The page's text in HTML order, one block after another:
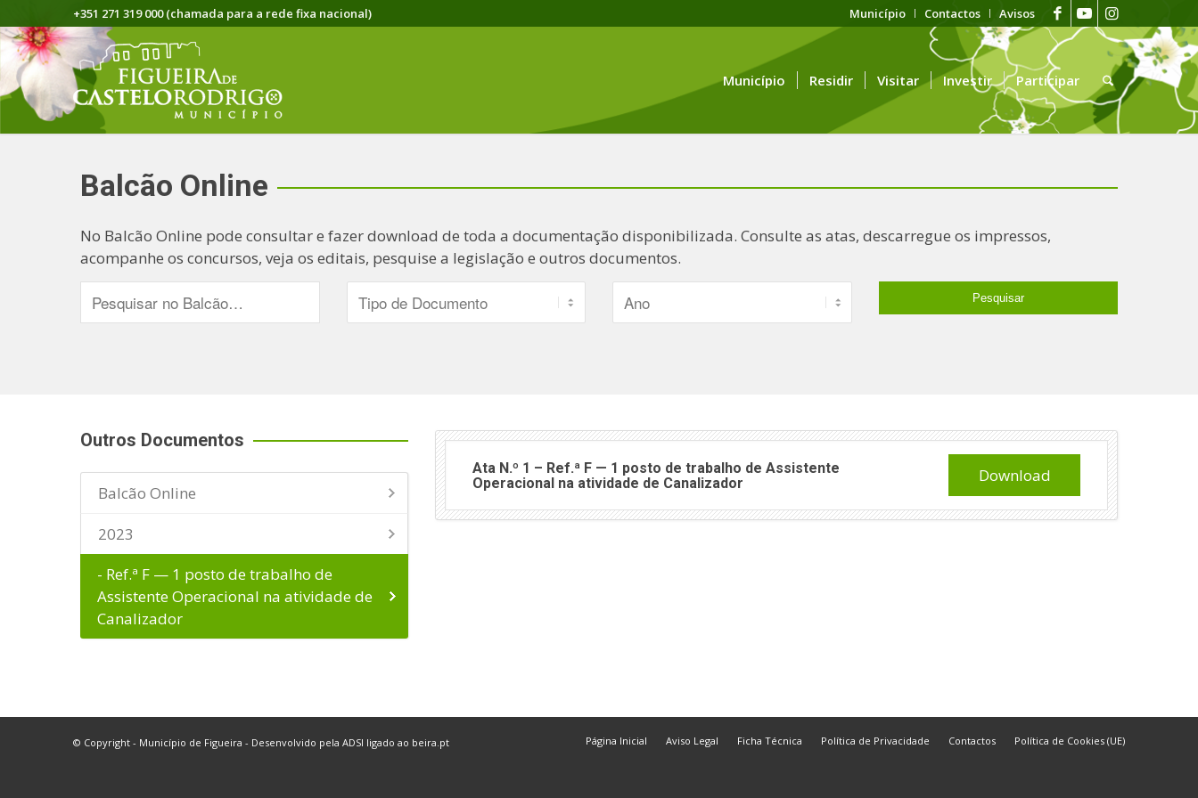
Município Contactos Avisos
+351 271 319 000 (chamada para a rede fixa nacional)
Município Residir Visitar Investir Participar
Balcão Online
No Balcão Online pode consultar e fazer download de toda a documentação disponibilizada. Consulte as atas, descarregue os impressos,
acompanhe os concursos, veja os editais, pesquise a legislação e outros documentos.
Outros Documentos
Balcão Online
2023
- Ref.ª F — 1 posto de trabalho de
Assistente Operacional na atividade de
Canalizador
Ata N.º 1 – Ref.ª F — 1 posto de trabalho de Assistente
Operacional na atividade de Canalizador
Download
© Copyright - Município de Figueira - Desenvolvido pela ADSI ligado ao beira.pt Página Inicial Aviso Legal Ficha Técnica Política de Privacidade Contactos Política de Cookies (UE)